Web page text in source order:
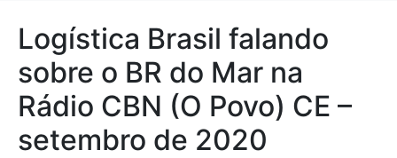
Logística Brasil falando
sobre o BR do Mar na
Rádio CBN (O Povo) CE –
setembro de 2020